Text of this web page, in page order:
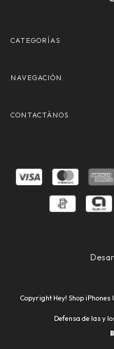
CATEGORÍAS
NAVEGACIÓN
CONTACTÁNOS
Copyright Hey! Shop
Defensa de las y